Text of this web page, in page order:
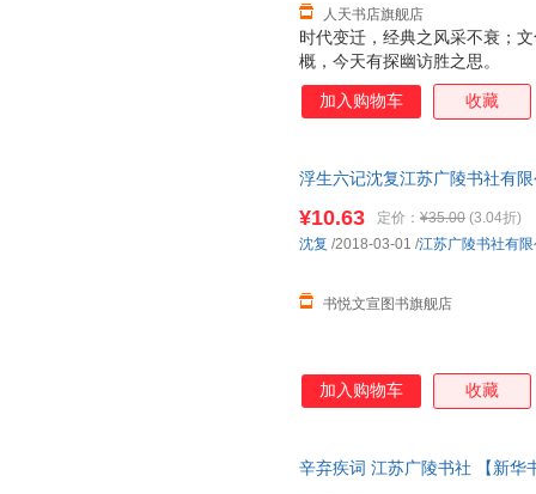
时代变迁，经典之风采不衰；
概，今天有探幽访胜之思。
人天书店旗舰店
加入购物车 收藏
浮生六记沈复江苏广陵书社有
¥10.63 定价： ¥35.00 (3.04折)
书悦文宣图书旗舰店
沈复 /2018-03-01 /江苏广陵书社有
加入购物车 收藏
辛弃疾词 江苏广陵书社 【新华